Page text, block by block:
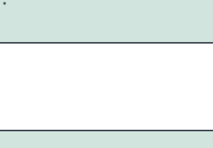
*